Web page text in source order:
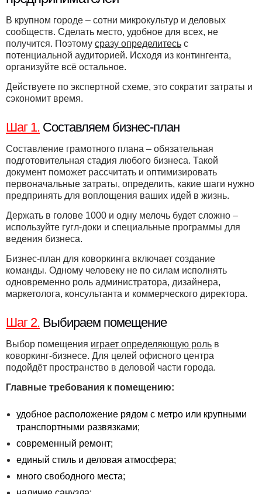
В крупном городе – сотни микрокультур и деловых
сообществ. Сделать место, удобное для всех, не
получится. Поэтому сразу определитесь с
потенциальной аудиторией. Исходя из контингента,
организуйте всё остальное.
Действуете по экспертной схеме, это сократит затраты и
сэкономит время.
Шаг 1. Составляем бизнес-план
Составление грамотного плана – обязательная
подготовительная стадия любого бизнеса. Такой
документ поможет рассчитать и оптимизировать
первоначальные затраты, определить, какие шаги нужно
предпринять для воплощения ваших идей в жизнь.
Держать в голове 1000 и одну мелочь будет сложно –
используйте гугл-доки и специальные программы для
ведения бизнеса.
Бизнес-план для коворкинга включает создание
команды. Одному человеку не по силам исполнять
одновременно роль администратора, дизайнера,
маркетолога, консультанта и коммерческого директора.
Шаг 2. Выбираем помещение
Выбор помещения играет определяющую роль в
коворкинг-бизнесе. Для целей офисного центра
подойдёт пространство в деловой части города.
Главные требования к помещению:
удобное расположение рядом с метро или крупными
транспортными развязками;
современный ремонт;
единый стиль и деловая атмосфера;
много свободного места;